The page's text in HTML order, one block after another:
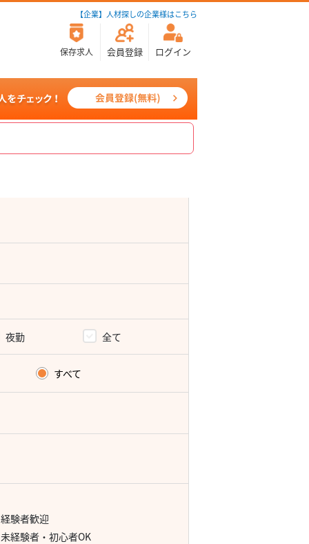
【企業】人材探しの企業様はこちら
保存求人 会員登録 ログイン
夜勤 全て
すべて
経験者歓迎
未経験者・初心者OK